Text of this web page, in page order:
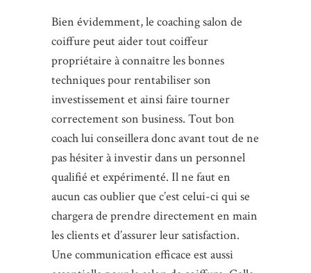
Bien évidemment, le coaching salon de
coiffure peut aider tout coiffeur
propriétaire à connaître les bonnes
techniques pour rentabiliser son
investissement et ainsi faire tourner
correctement son business. Tout bon
coach lui conseillera donc avant tout de ne
pas hésiter à investir dans un personnel
qualifié et expérimenté. Il ne faut en
aucun cas oublier que c’est celui-ci qui se
chargera de prendre directement en main
les clients et d’assurer leur satisfaction.
Une communication efficace est aussi